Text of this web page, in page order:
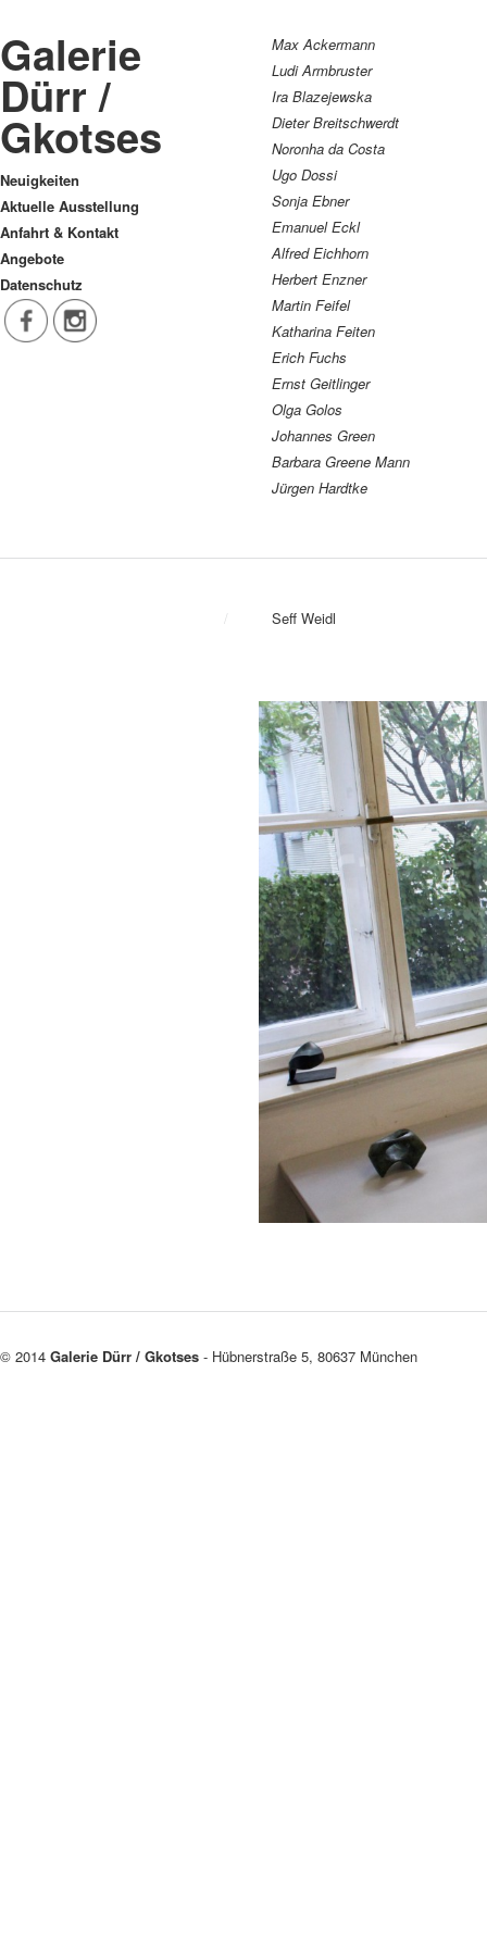
Galerie
Dürr /
Gkotses
Neuigkeiten
Aktuelle Ausstellung
Anfahrt & Kontakt
Angebote
Datenschutz
Max Ackermann
Ludi Armbruster
Ira Blazejewska
Dieter Breitschwerdt
Noronha da Costa
Ugo Dossi
Sonja Ebner
Emanuel Eckl
Alfred Eichhorn
Herbert Enzner
Martin Feifel
Katharina Feiten
Erich Fuchs
Ernst Geitlinger
Olga Golos
Johannes Green
Barbara Greene Mann
Jürgen Hardtke
/ Seff Weidl
© 2014 Galerie Dürr / Gkotses - Hübnerstraße 5, 80637 München